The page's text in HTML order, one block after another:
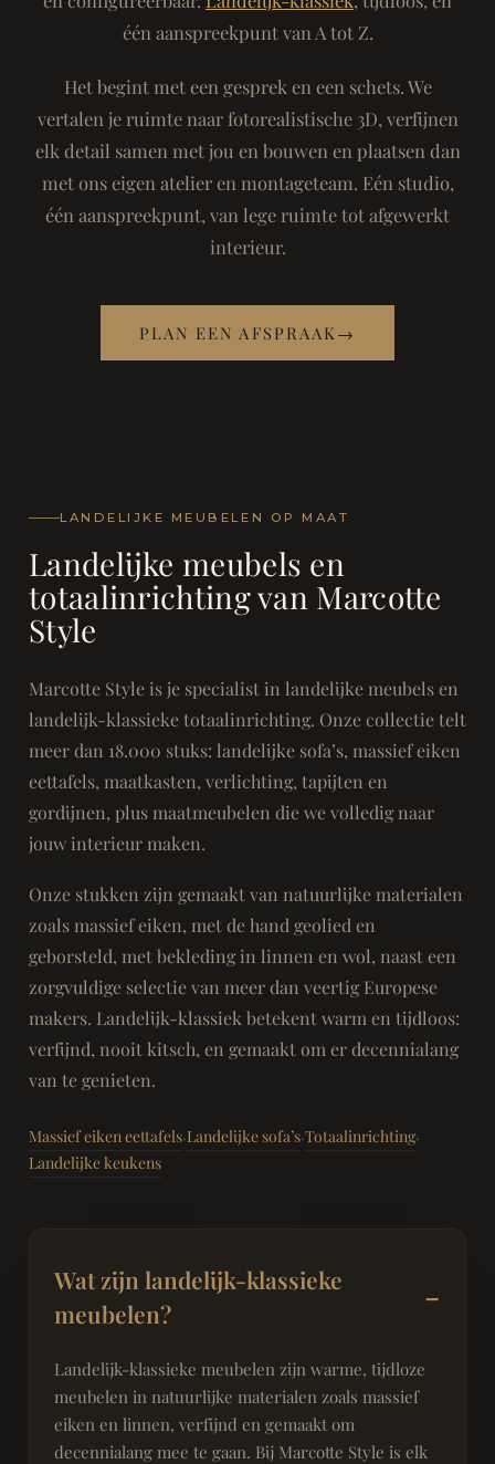
één aanspreekpunt van A tot Z.
Het begint met een gesprek en een schets. We
vertalen je ruimte naar fotorealistische 3D, verfijnen
elk detail samen met jou en bouwen en plaatsen dan
met ons eigen atelier en montageteam. Eén studio,
één aanspreekpunt, van lege ruimte tot afgewerkt
interieur.
PLAN EEN AFSPRAAK →
LANDELIJKE MEUBELEN OP MAAT
Landelijke meubels en
totaalinrichting van Marcotte
Style
Marcotte Style is je specialist in landelijke meubels en
landelijk-klassieke totaalinrichting. Onze collectie telt
meer dan 18.000 stuks: landelijke sofa’s, massief eiken
eettafels, maatkasten, verlichting, tapijten en
gordijnen, plus maatmeubelen die we volledig naar
jouw interieur maken.
Onze stukken zijn gemaakt van natuurlijke materialen
zoals massief eiken, met de hand geolied en
geborsteld, met bekleding in linnen en wol, naast een
zorgvuldige selectie van meer dan veertig Europese
makers. Landelijk-klassiek betekent warm en tijdloos:
verfijnd, nooit kitsch, en gemaakt om er decennialang
van te genieten.
Massief eiken eettafels·Landelijke sofa’s·Totaalinrichting·
Landelijke keukens
Wat zijn landelijk-klassieke
meubelen?
Landelijk-klassieke meubelen zijn warme, tijdloze
meubelen in natuurlijke materialen zoals massief
eiken en linnen, verfijnd en gemaakt om
decennialang mee te gaan. Bij Marcotte Style is elk